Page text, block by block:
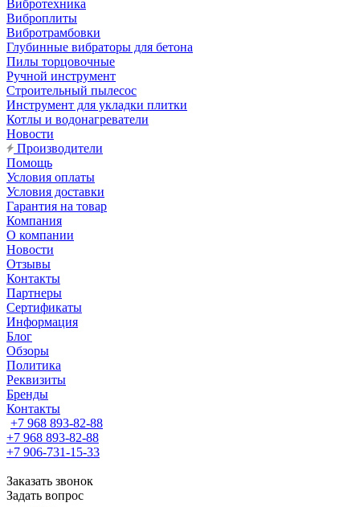
Вибротехника
Виброплиты
Вибротрамбовки
Глубинные вибраторы для бетона
Пилы торцовочные
Ручной инструмент
Строительный пылесос
Инструмент для укладки плитки
Котлы и водонагреватели
Новости
Производители
Помощь
Условия оплаты
Условия доставки
Гарантия на товар
Компания
О компании
Новости
Отзывы
Контакты
Партнеры
Сертификаты
Информация
Блог
Обзоры
Политика
Реквизиты
Бренды
Контакты
+7 968 893-82-88
+7 968 893-82-88
+7 906-731-15-33
Заказать звонок
Задать вопрос